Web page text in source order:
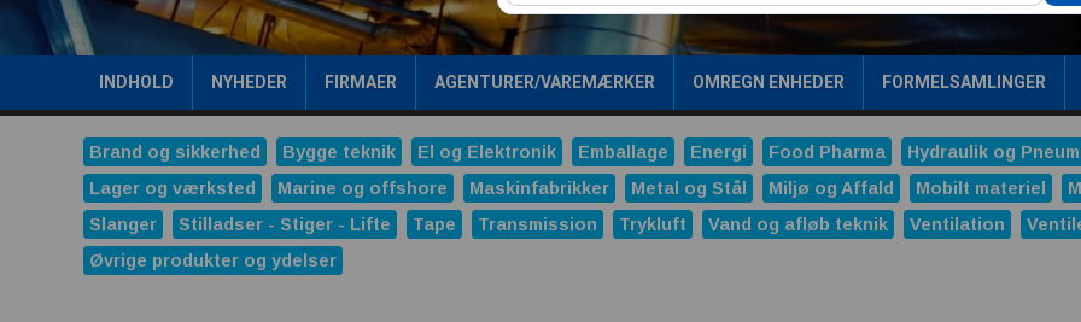
INDHOLD NYHEDER FIRMAER AGENTURER/VAREMÆRKER OMREGN ENHEDER FORMELSAMLINGER
Brand og sikkerhed Bygge teknik El og Elektronik Emballage Energi Food Pharma Hydraulik og
Lager og værksted
Marine og offshore Maskinfabrikker Metal og Stål Miljø og Affald Mobilt materiel
Slanger
Stilladser - Stiger - Lifte Tape Transmission Trykluft Vand og afløb teknik Ventilation
Øvrige produkter og ydelser